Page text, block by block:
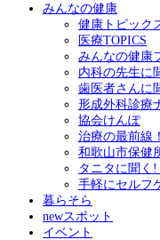
みんなの健康
健康トピック
医療TOPICS
みんなの健康
内科の先生に
歯医者さんに
形成外科診療
協会けんぽ
治療の最前線
和歌山市保健
タニタに聞く!
手軽にセルフ
暮らそら
newスポット
イベント